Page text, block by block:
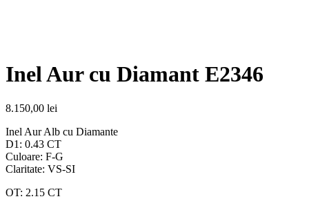
Inel Aur cu Diamant E2346
8.150,00 lei
Inel Aur Alb cu Diamante
D1: 0.43 CT
Culoare: F-G
Claritate: VS-SI
OT: 2.15 CT